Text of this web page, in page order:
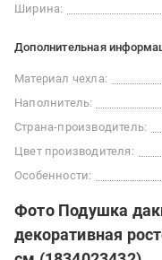
Ширина:
Дополнительная
Материал чехла:
Наполнитель:
Страна-производитель:
Цвет производителя:
Особенности:
Фото Подушка
декоративная